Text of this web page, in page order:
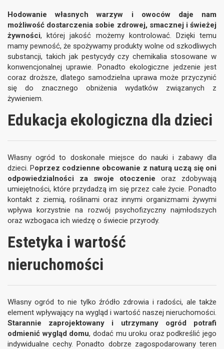
Hodowanie własnych warzyw i owoców daje nam
możliwość dostarczenia sobie zdrowej, smacznej i świeżej
żywności, której jakość możemy kontrolować. Dzięki temu
mamy pewność, że spożywamy produkty wolne od szkodliwych
substancji, takich jak pestycydy czy chemikalia stosowane w
konwencjonalnej uprawie. Ponadto ekologiczne jedzenie jest
coraz droższe, dlatego samodzielna uprawa może przyczynić
się do znacznego obniżenia wydatków związanych z
żywieniem.
Edukacja ekologiczna dla dzieci
Własny ogród to doskonałe miejsce do nauki i zabawy dla
dzieci. Poprzez codzienne obcowanie z naturą uczą się oni
odpowiedzialności za swoje otoczenie oraz zdobywają
umiejętności, które przydadzą im się przez całe życie. Ponadto
kontakt z ziemią, roślinami oraz innymi organizmami żywymi
wpływa korzystnie na rozwój psychofizyczny najmłodszych
oraz wzbogaca ich wiedzę o świecie przyrody.
Estetyka i wartość
nieruchomości
Własny ogród to nie tylko źródło zdrowia i radości, ale także
element wpływający na wygląd i wartość naszej nieruchomości.
Starannie zaprojektowany i utrzymany ogród potrafi
odmienić wygląd domu, dodać mu uroku oraz podkreślić jego
indywidualne cechy. Ponadto dobrze zagospodarowany teren